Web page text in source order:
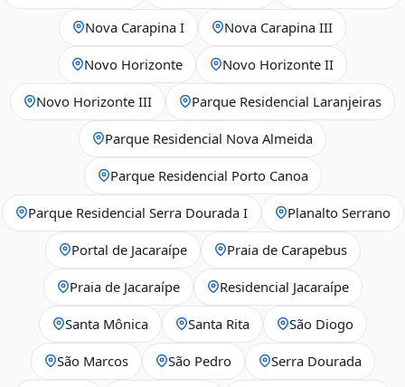
Nova Carapina I Nova Carapina III
Novo Horizonte Novo Horizonte II
Novo Horizonte III Parque Residencial Laranjeiras
Parque Residencial Nova Almeida
Parque Residencial Porto Canoa
Parque Residencial Serra Dourada I Planalto Serrano
Portal de Jacaraípe Praia de Carapebus
Praia de Jacaraípe Residencial Jacaraípe
Santa Mônica Santa Rita São Diogo
São Marcos São Pedro Serra Dourada